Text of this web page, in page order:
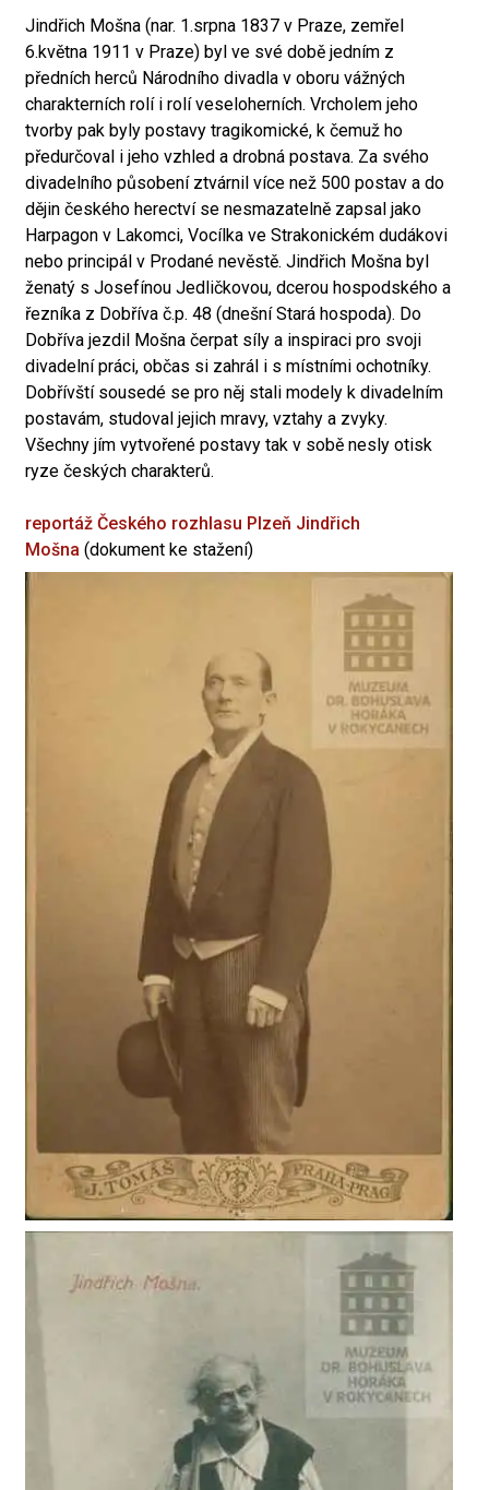
Jindřich Mošna (nar. 1.srpna 1837 v Praze, zemřel
6.května 1911 v Praze) byl ve své době jedním z
předních herců Národního divadla v oboru vážných
charakterních rolí i rolí veseloherních. Vrcholem jeho
tvorby pak byly postavy tragikomické, k čemuž ho
předurčoval i jeho vzhled a drobná postava. Za svého
divadelního působení ztvárnil více než 500 postav a do
dějin českého herectví se nesmazatelně zapsal jako
Harpagon v Lakomci, Vocílka ve Strakonickém dudákovi
nebo principál v Prodané nevěstě. Jindřich Mošna byl
ženatý s Josefínou Jedličkovou, dcerou hospodského a
řezníka z Dobříva č.p. 48 (dnešní Stará hospoda). Do
Dobříva jezdil Mošna čerpat síly a inspiraci pro svoji
divadelní práci, občas si zahrál i s místními ochotníky.
Dobřívští sousedé se pro něj stali modely k divadelním
postavám, studoval jejich mravy, vztahy a zvyky.
Všechny jím vytvořené postavy tak v sobě nesly otisk
ryze českých charakterů.
reportáž Českého rozhlasu Plzeň Jindřich
Mošna (dokument ke stažení)